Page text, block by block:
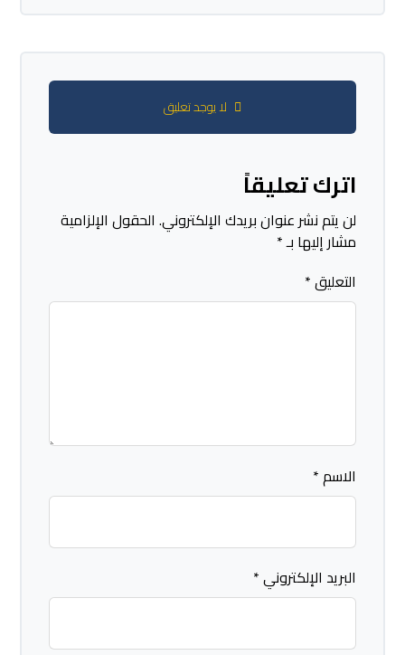
لا يوجد تعليق
اترك تعليقاً
لن يتم نشر عنوان بريدك الإلكتروني. الحقول الإلزامية
مشار إليها بـ*
التعليق*
الاسم*
البريد الإلكتروني*